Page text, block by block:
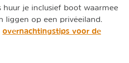
huur je inclusief boot waarmee
liggen op een privéeiland.
overnachtingstips voor de